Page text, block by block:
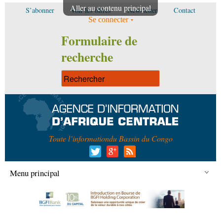
Aller au contenu principal
S’abonner Voir les offres Newsletter Contact
Se connecter
Formulaire de
recherche
Toute l’informationdu Bassin du Congo
Menu principal